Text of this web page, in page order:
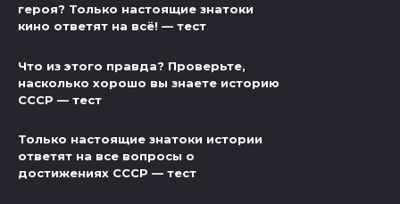
героя? Только настоящие знатоки
кино ответят на всё! — тест
Что из этого правда? Проверьте,
насколько хорошо вы знаете историю
СССР — тест
Только настоящие знатоки истории
ответят на все вопросы о
достижениях СССР — тест